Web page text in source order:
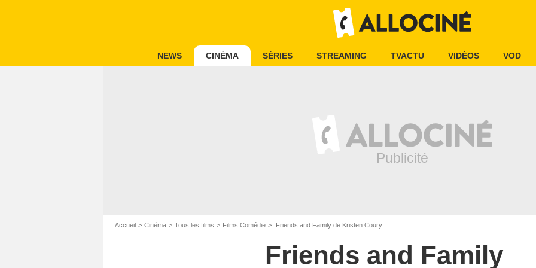
NEWS CINÉMA SÉRIES STREAMING TVACTU VIDÉOS VOD
Accueil Cinéma Tous les films Films Comédie Friends and Family de Kristen Coury
Friends and Family